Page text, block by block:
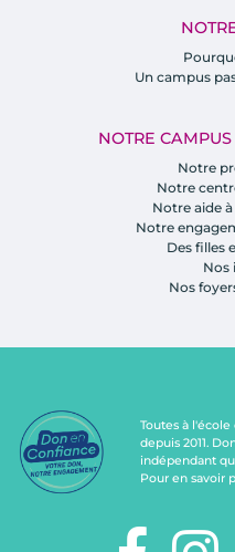
Un campus
NOTRE
Notre
Notre
Notre aide
Notre
Des filles
Nos
Nos
Toutes à
depuis 2011.
indépendant
Pour en savoir